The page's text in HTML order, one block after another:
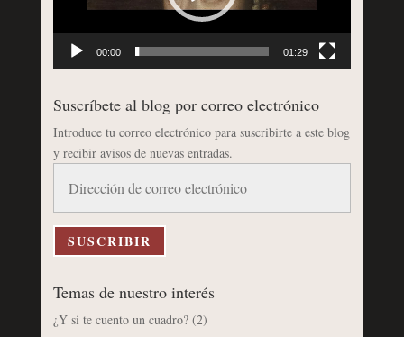
00:00 01:29
Suscríbete al blog por correo electrónico
Introduce tu correo electrónico para suscribirte a este blog
y recibir avisos de nuevas entradas.
correo
electrónico
SUSCRIBIR
Temas de nuestro interés
¿Y si te cuento un cuadro?(2)